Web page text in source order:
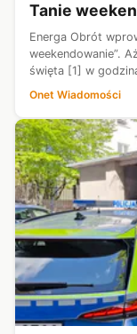
Tanie
Energa Obrót
weekendowanie”.
święta [1] w
każdą
Onet Wiadomości